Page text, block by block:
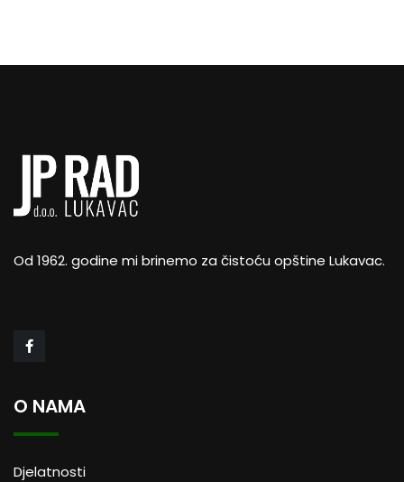
Od 1962. godine mi brinemo za čistoću opštine Lukavac.
O NAMA
Djelatnosti